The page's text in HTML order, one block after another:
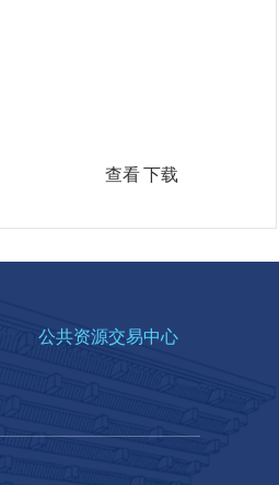
查看下载
公共资源交易中心